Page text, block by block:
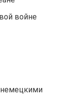
войне